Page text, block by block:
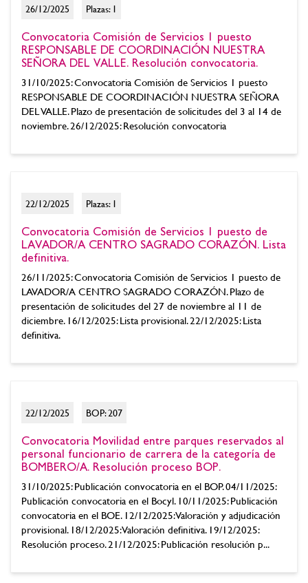
26/12/2025 Plazas: 1
Convocatoria Comisión de Servicios 1 puesto
RESPONSABLE DE COORDINACIÓN NUESTRA
SEÑORA DEL VALLE. Resolución convocatoria.
31/10/2025: Convocatoria Comisión de Servicios 1 puesto
RESPONSABLE DE COORDINACIÓN NUESTRA SEÑORA
DEL VALLE. Plazo de presentación de solicitudes del 3 al 14 de
noviembre. 26/12/2025: Resolución convocatoria
22/12/2025 Plazas: 1
Convocatoria Comisión de Servicios 1 puesto de
LAVADOR/A CENTRO SAGRADO CORAZÓN. Lista
definitiva.
26/11/2025: Convocatoria Comisión de Servicios 1 puesto de
LAVADOR/A CENTRO SAGRADO CORAZÓN. Plazo de
presentación de solicitudes del 27 de noviembre al 11 de
diciembre. 16/12/2025: Lista provisional. 22/12/2025: Lista
definitiva.
22/12/2025 BOP: 207
Convocatoria Movilidad entre parques reservados al
personal funcionario de carrera de la categoría de
BOMBERO/A. Resolución proceso BOP.
31/10/2025: Publicación convocatoria en el BOP. 04/11/2025:
Publicación convocatoria en el Bocyl. 10/11/2025: Publicación
convocatoria en el BOE. 12/12/2025: Valoración y adjudicación
provisional. 18/12/2025: Valoración definitiva. 19/12/2025:
Resolución proceso. 21/12/2025: Publicación resolución p...